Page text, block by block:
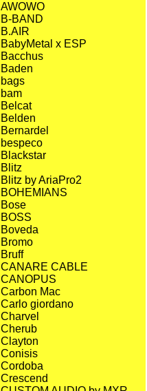
AWOWO
B-BAND
B.AIR
BabyMetal x ESP
Bacchus
Baden
bags
bam
Belcat
Belden
Bernardel
bespeco
Blackstar
Blitz
Blitz by AriaPro2
BOHEMIANS
Bose
BOSS
Boveda
Bromo
Bruff
CANARE CABLE
CANOPUS
Carbon Mac
Carlo giordano
Charvel
Cherub
Clayton
Conisis
Cordoba
Crescend